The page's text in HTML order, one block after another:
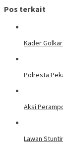
Pos terkait
Kader
Polresta
Aksi
Lawan